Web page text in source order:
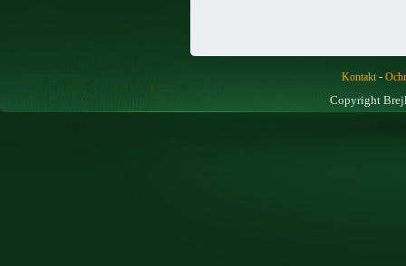
Kontakt-
Copyright